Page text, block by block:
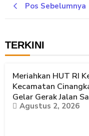
Pos Sebelumnya
TERKINI
Meriahkan HUT RI
Kecamatan
Gelar Gerak Jalan
Agustus 2, 2026